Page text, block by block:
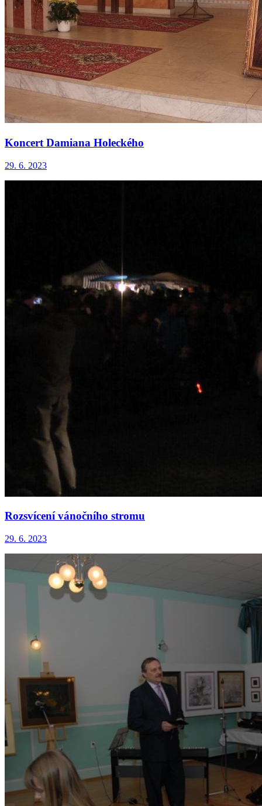
Koncert Damiana Holeckého
29. 6. 2023
Rozsvícení vánočního stromu
29. 6. 2023